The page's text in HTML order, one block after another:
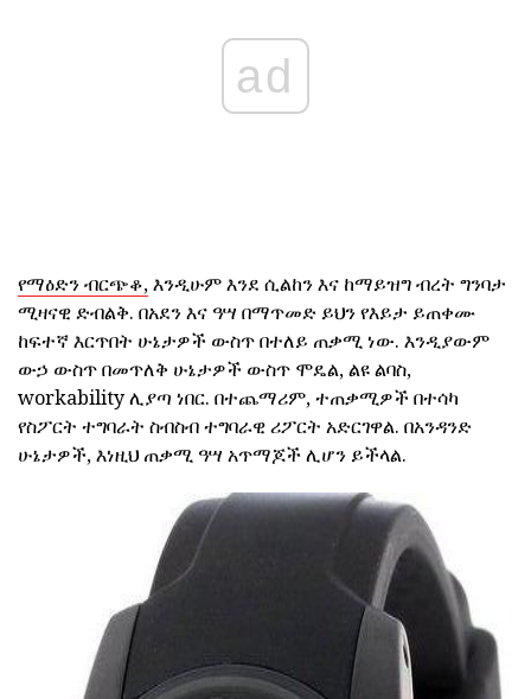
ad
የማዕድን ብርጭቆ,እንዲሁም እንደ ሲልከን እና ከማይዝግ ብረት ግንባታ
ሚዛናዊ ድብልቅ. በአደን እና ዓሣ በማጥመድ ይህን የእይታ ይጠቀሙ
ከፍተኛ እርጥበት ሁኔታዎች ውስጥ በተለይ ጠቃሚ ነው. እንዲያውም
ውኃ ውስጥ በመጥለቅ ሁኔታዎች ውስጥ ሞዴል, ልዩ ልባስ,
workability ሊያጣ ነበር. በተጨማሪም, ተጠቃሚዎች በተሳካ
የስፖርት ተግባራት ስብስብ ተግባራዊ ሪፖርት አድርገዋል. በአንዳንድ
ሁኔታዎች, እነዚህ ጠቃሚ ዓሣ አጥማጆች ሊሆን ይችላል.